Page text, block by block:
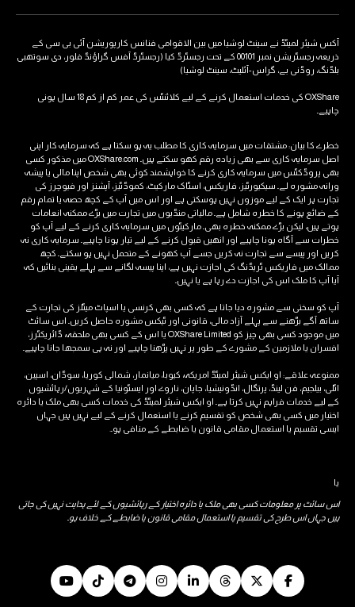
لمیٹڈ نے سینٹ لوشیا میں بین الاقوامی فنانس کارپوریشن آئی بی سی کے
ذریعہ رجسٹریشن نمبر 00101 کے تحت رجسٹرڈ کیا (رجسٹرڈ آفس گراؤنڈ فلور، دی سوتھبی
بے، گراس-آئلیٹ، سینٹ لوشیا)
OXShare کی خدمات استعمال کرنے کے لیے کلائنٹس کی عمر کم از کم 18 سال ہونی
مشتقات میں سرمایہ کاری کا مطلب یہ ہو سکتا ہے کہ سرمایہ کار اپنی
اصل سرمایہ کاری سے بھی زیادہ رقم کھو سکتے ہیں۔ OXShare.com میں مذکور کسی
میں سرمایہ کاری کرنے کا خواہشمند کوئی بھی شخص اپنا مالی یا پیشہ
لے۔ سیکیورٹیز، فاریکس، اسٹاک مارکیٹ، کموڈٹیز، آپشنز اور فیوچرز کی
ایک کے لیے موزوں نہیں ہوسکتی ہے اور اس میں آپ کے کچھ حصہ یا تمام رقم
کا خطرہ شامل ہے۔ مالیاتی منڈیوں میں تجارت میں بڑے ممکنہ انعامات
لیکن بڑے ممکنہ خطرہ بھی۔ مارکیٹوں میں سرمایہ کاری کرنے کے لیے آپ کو
ہونا چاہیے اور انھیں قبول کرنے کے لیے تیار ہونا چاہیے۔ سرمایہ کاری نہ
پیسے سے تجارت نہ کریں جسے آپ کھونے کے متحمل نہیں ہو سکتے۔ کچھ
فاریکس ٹریڈنگ کی اجازت نہیں ہے، اپنا پیسہ لگانے سے پہلے یقینی بنائیں کہ
ملک اس کی اجازت دے رہا ہے یا نہیں۔
سے مشورہ دیا جاتا ہے کہ کسی بھی کرنسی یا اسپاٹ میٹلز کی تجارت کے
بڑھنے سے پہلے آزاد مالی، قانونی اور ٹیکس مشورہ حاصل کریں۔ اس سائٹ
میں موجود کسی بھی چیز کو OXShare Limited یا اس کے کسی بھی ملحقہ، ڈائریکٹرز،
ملازمین کے مشورے کے طور پر نہیں پڑھنا چاہیے اور نہ ہی سمجھا جانا چاہیے۔
او ایکس شیئر لمیٹڈ امریکہ، کیوبا، ​​میانمار، شمالی کوریا، سوڈان، اسپین،
فن لینڈ، پرتگال، انڈونیشیا، جاپان، ناروے اور ایسٹونیا کے شہریوں/رہائشیوں
فراہم نہیں کرتا ہے۔ او ایکس شیئر لمیٹڈ کی خدمات کسی بھی ملک یا دائرہ
کسی بھی شخص کو تقسیم کرنے یا استعمال کرنے کے لیے نہیں ہیں جہاں
یا استعمال مقامی قانون یا ضابطے کے منافی ہو۔.
معلومات کسی بھی ملک یا دائرہ اختیار کے رہائشیوں کے لئے ہدایت نہیں کی جاتی
طرح کی تقسیم یا استعمال مقامی قانون یا ضابطے کے خلاف ہو۔